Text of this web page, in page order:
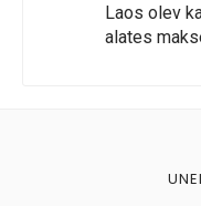
Laos olev
alates